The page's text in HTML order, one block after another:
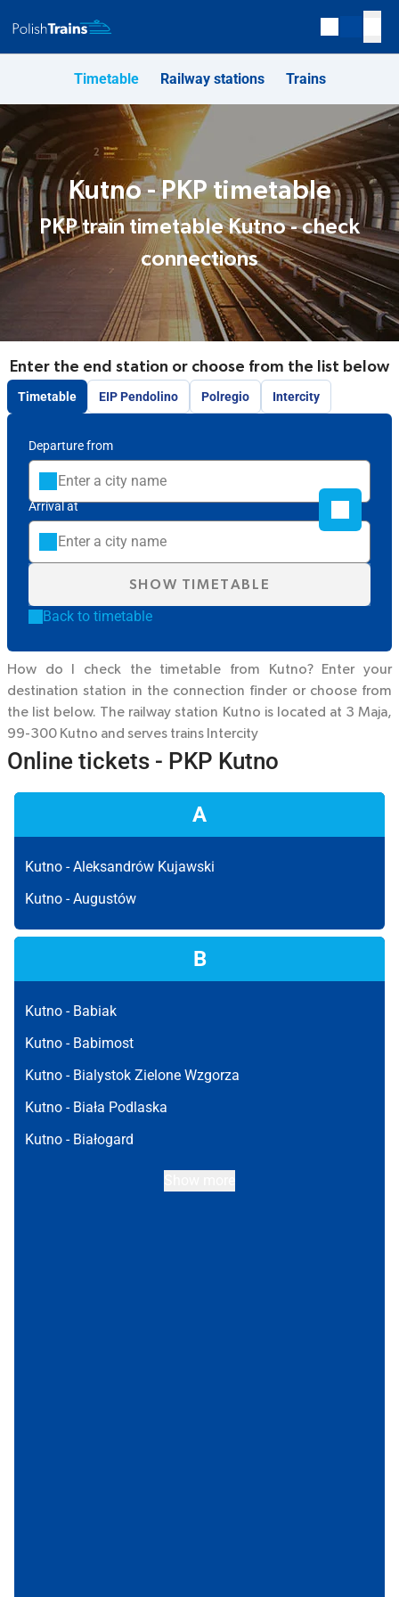
Timetable Railway stations Trains
Kutno - PKP timetable
PKP train timetable Kutno - check
connections
Enter the end station or choose from the list below
Timetable EIP Pendolino Polregio Intercity
Departure from
Arrival at
SHOW TIMETABLE
Back to timetable
How do I check the timetable from Kutno? Enter your
destination station in the connection finder or choose from
the list below. The railway station Kutno is located at 3 Maja,
99-300 Kutno and serves trains Intercity
Online tickets - PKP Kutno
A
Kutno -Aleksandrów Kujawski
Kutno -Augustów
B
Kutno - Babiak
Kutno - Babimost
Kutno - Bialystok Zielone Wzgorza
Kutno - Biała Podlaska
Kutno - Białogard